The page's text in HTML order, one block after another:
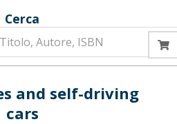
Cerca
and self-driving
cars